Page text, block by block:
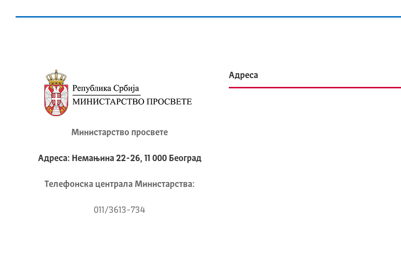
Министарство просвете
Адреса: Немањина 22-26, 11 000 Београд
Телeфонска централа Mинистарства:
011/3613-734
Адреса